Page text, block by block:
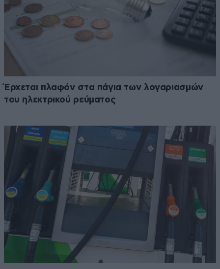
Έρχεται πλαφόν στα πάγια των λογαριασμών
του ηλεκτρικού ρεύματος